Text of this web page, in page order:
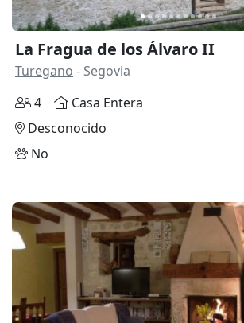
La Fragua de los Álvaro II
Turegano - Segovia
4
Casa Entera
Desconocido
No